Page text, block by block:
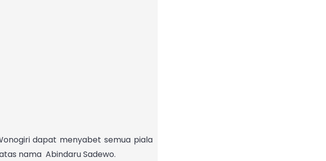
dapat menyabet semua piala
nama Abindaru Sadewo.